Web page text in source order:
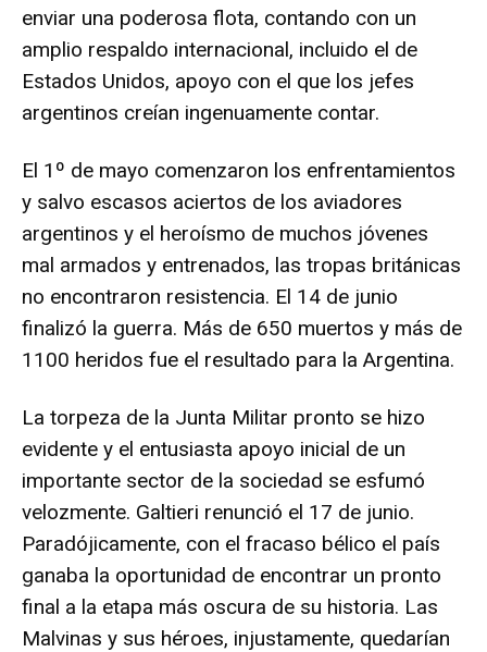
enviar una poderosa flota, contando con un
amplio respaldo internacional, incluido el de
Estados Unidos, apoyo con el que los jefes
argentinos creían ingenuamente contar.
El 1º de mayo comenzaron los enfrentamientos
y salvo escasos aciertos de los aviadores
argentinos y el heroísmo de muchos jóvenes
mal armados y entrenados, las tropas británicas
no encontraron resistencia. El 14 de junio
finalizó la guerra. Más de 650 muertos y más de
1100 heridos fue el resultado para la Argentina.
La torpeza de la Junta Militar pronto se hizo
evidente y el entusiasta apoyo inicial de un
importante sector de la sociedad se esfumó
velozmente. Galtieri renunció el 17 de junio.
Paradójicamente, con el fracaso bélico el país
ganaba la oportunidad de encontrar un pronto
final a la etapa más oscura de su historia. Las
Malvinas y sus héroes, injustamente, quedarían